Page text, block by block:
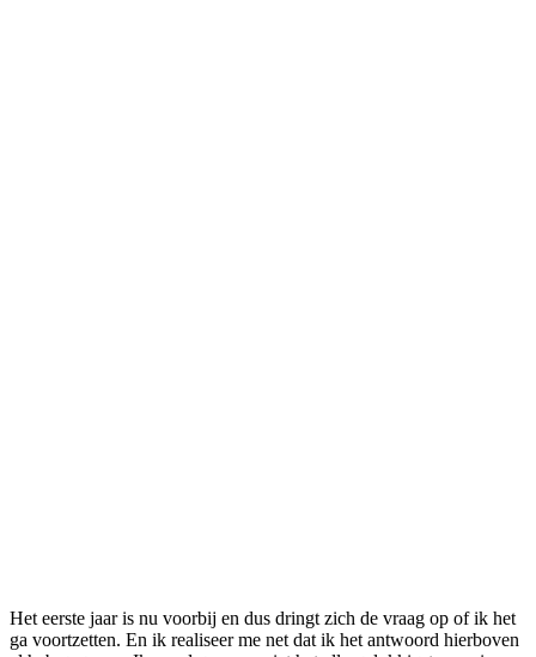
Het eerste jaar is nu voorbij en dus dringt zich de vraag op of ik het
ga voortzetten. En ik realiseer me net dat ik het antwoord hierboven